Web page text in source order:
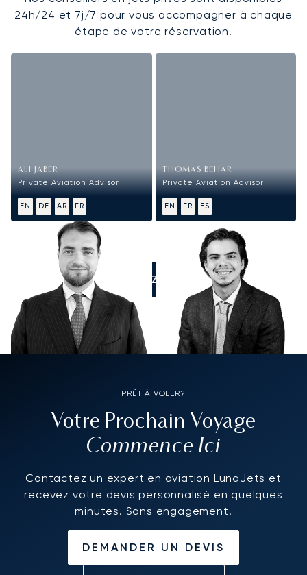
24h/24 et 7j/7 pour vous accompagner à chaque
étape de votre réservation.
ALI JABER
Private Aviation Advisor
EN DE AR FR
THOMAS BEHAR
Private Aviation Advisor
EN FR ES
APPELEZ-NOUS
PRÊT À VOLER?
Votre Prochain Voyage
Commence Ici
Contactez un expert en aviation LunaJets et
recevez votre devis personnalisé en quelques
minutes. Sans engagement.
DEMANDER UN DEVIS